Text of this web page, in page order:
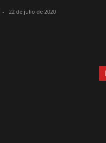
- 22 de julio de 2020